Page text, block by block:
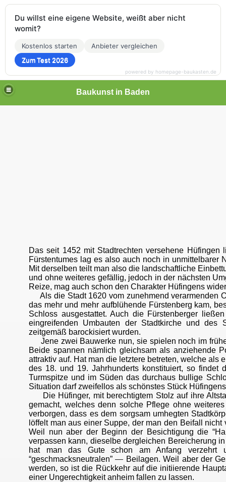
Baukunst in Baden
Das seit 1452 mit Stadtrechten versehene
Fürstentumes lag es also auch noch in unmittelbarer
Mit derselben teilt man also die landschaftliche
und ohne weiteres gefällig, jedoch in der nächsten
Reize, mag auch schon den Charakter Hüfingens
Als die Stadt 1620 vom zunehmend verarmenden
das mehr und mehr aufblühende Fürstenberg kam,
Schloss ausgestattet. Auch die Fürstenberger
eingreifenden Umbauten der Stadtkirche und des
zeitgemäß barockisiert wurden.
Jene zwei Bauwerke nun, sie spielen noch im
Beide spannen nämlich gleichsam als anziehende
attraktiv auf. Hat man die letztere betreten, welche
des 18. und 19. Jahrhunderts konstituiert, so findet
Turmspitze und im Süden das durchaus bullige
Situation darf zweifellos als schönstes Stück
Die Hüfinger, mit berechtigtem Stolz auf ihre
gemacht, welches denn solche Pflege ohne
verborgen, dass es dem sorgsam umhegten
löffelt man aus einer Suppe, der man den Beifall
Weil nun aber der Beginn der Besichtigung die
verpassen kann, dieselbe dergleichen Bereicherung
hat man das Gute schon am Anfang
“geschmacksneutralen”— Beilagen. Weil aber der
werden, so ist die Rückkehr auf die initiierende
einer Ungerechtigkeit anheim fallen zu lassen.
Du willst eine eigene Website, weißt aber nicht
womit?
Kostenlos starten
Anbieter vergleichen
Zum Test 2026
powered by homepage-baukasten.de